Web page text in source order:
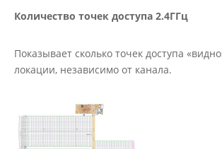
Количество точек доступа 2.4ГГц
Показывает сколько точек доступа
локации, независимо от канала.